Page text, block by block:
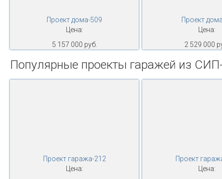
Проект дома-509
Цена:
5 157 000 руб.
Проект
Цена:
2 529 000
Популярные проекты гаражей из
Проект гаража-212
Цена:
Проект
Цена: